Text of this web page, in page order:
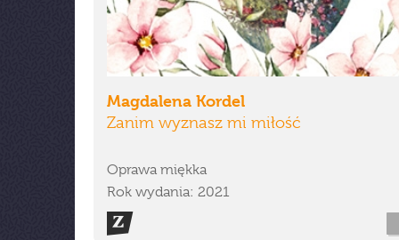
Magdalena Kordel
Zanim wyznasz mi miłość
Oprawa miękka
Rok wydania: 2021